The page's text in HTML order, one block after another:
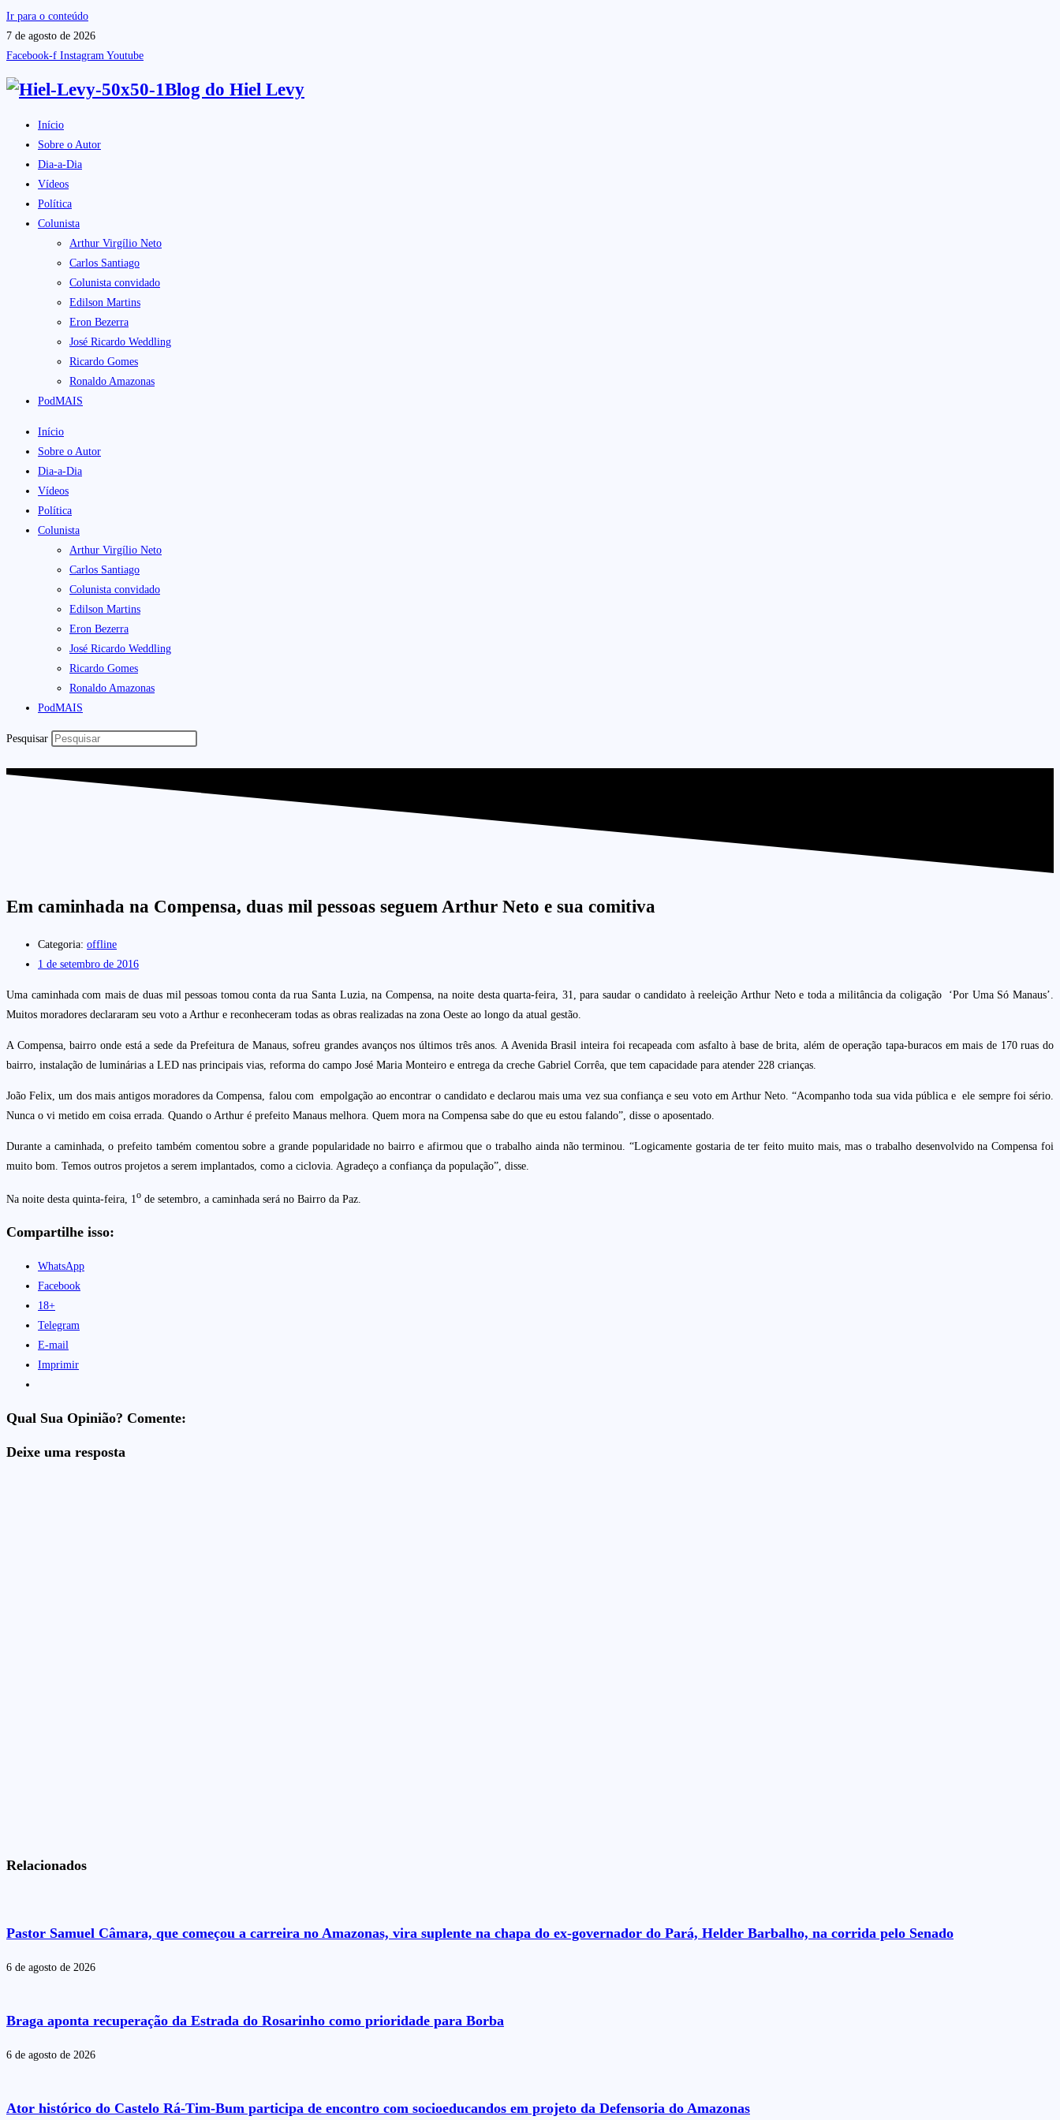
Ir para o conteúdo
7 de agosto de 2026
Facebook-f Instagram Youtube
Blog do Hiel Levy
Início
Sobre o Autor
Dia-a-Dia
Vídeos
Política
Colunista
Arthur Virgílio Neto
Carlos Santiago
Colunista convidado
Edilson Martins
Eron Bezerra
José Ricardo Weddling
Ricardo Gomes
Ronaldo Amazonas
PodMAIS
Início
Sobre o Autor
Dia-a-Dia
Vídeos
Política
Colunista
Arthur Virgílio Neto
Carlos Santiago
Colunista convidado
Edilson Martins
Eron Bezerra
José Ricardo Weddling
Ricardo Gomes
Ronaldo Amazonas
PodMAIS
Pesquisar
Em caminhada na Compensa, duas mil pessoas seguem Arthur Neto e sua comitiva
Categoria: offline
1 de setembro de 2016
Uma caminhada com mais de duas mil pessoas tomou conta da rua Santa Luzia, na Compensa, na noite desta quarta-feira, 31, para saudar o candidato à reeleição Arthur Neto e toda a militância da coligação ‘Por Uma Só Manaus’.
Muitos moradores declararam seu voto a Arthur e reconheceram todas as obras realizadas na zona Oeste ao longo da atual gestão.
A Compensa, bairro onde está a sede da Prefeitura de Manaus, sofreu grandes avanços nos últimos três anos. A Avenida Brasil inteira foi recapeada com asfalto à base de brita, além de operação tapa-buracos em mais de 170 ruas do
bairro, instalação de luminárias a LED nas principais vias, reforma do campo José Maria Monteiro e entrega da creche Gabriel Corrêa, que tem capacidade para atender 228 crianças.
João Felix, um dos mais antigos moradores da Compensa, falou com empolgação ao encontrar o candidato e declarou mais uma vez sua confiança e seu voto em Arthur Neto. “Acompanho toda sua vida pública e ele sempre foi sério.
Nunca o vi metido em coisa errada. Quando o Arthur é prefeito Manaus melhora. Quem mora na Compensa sabe do que eu estou falando”, disse o aposentado.
Durante a caminhada, o prefeito também comentou sobre a grande popularidade no bairro e afirmou que o trabalho ainda não terminou. “Logicamente gostaria de ter feito muito mais, mas o trabalho desenvolvido na Compensa foi
muito bom. Temos outros projetos a serem implantados, como a ciclovia. Agradeço a confiança da população”, disse.
Na noite desta quinta-feira, 1o de setembro, a caminhada será no Bairro da Paz.
Compartilhe isso:
WhatsApp
Facebook
18+
Telegram
E-mail
Imprimir
Qual Sua Opinião? Comente:
Deixe uma resposta
Relacionados
Pastor Samuel Câmara, que começou a carreira no Amazonas, vira suplente na chapa do ex-governador do Pará, Helder Barbalho, na corrida pelo Senado
6 de agosto de 2026
Braga aponta recuperação da Estrada do Rosarinho como prioridade para Borba
6 de agosto de 2026
Ator histórico do Castelo Rá-Tim-Bum participa de encontro com socioeducandos em projeto da Defensoria do Amazonas